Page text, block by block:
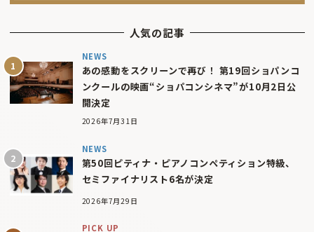
人気の記事
NEWS
あの感動をスクリーンで再び！ 第19回ショパンコ
ンクールの映画“ショパコンシネマ”が10月2日公
開決定
2026年7月31日
NEWS
第50回ピティナ・ピアノコンペティション特級、
セミファイナリスト6名が決定
2026年7月29日
PICK UP